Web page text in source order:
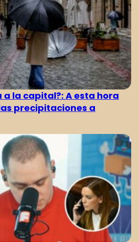
a la capital?: A esta hora
precipitaciones a